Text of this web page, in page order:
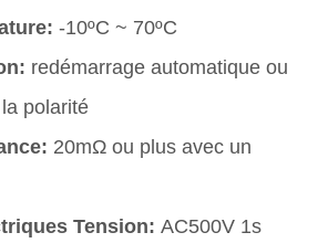
-10ºC ~ 70ºC
redémarrage automatique ou
polarité
20mΩ ou plus avec un
Tension: AC500V 1s